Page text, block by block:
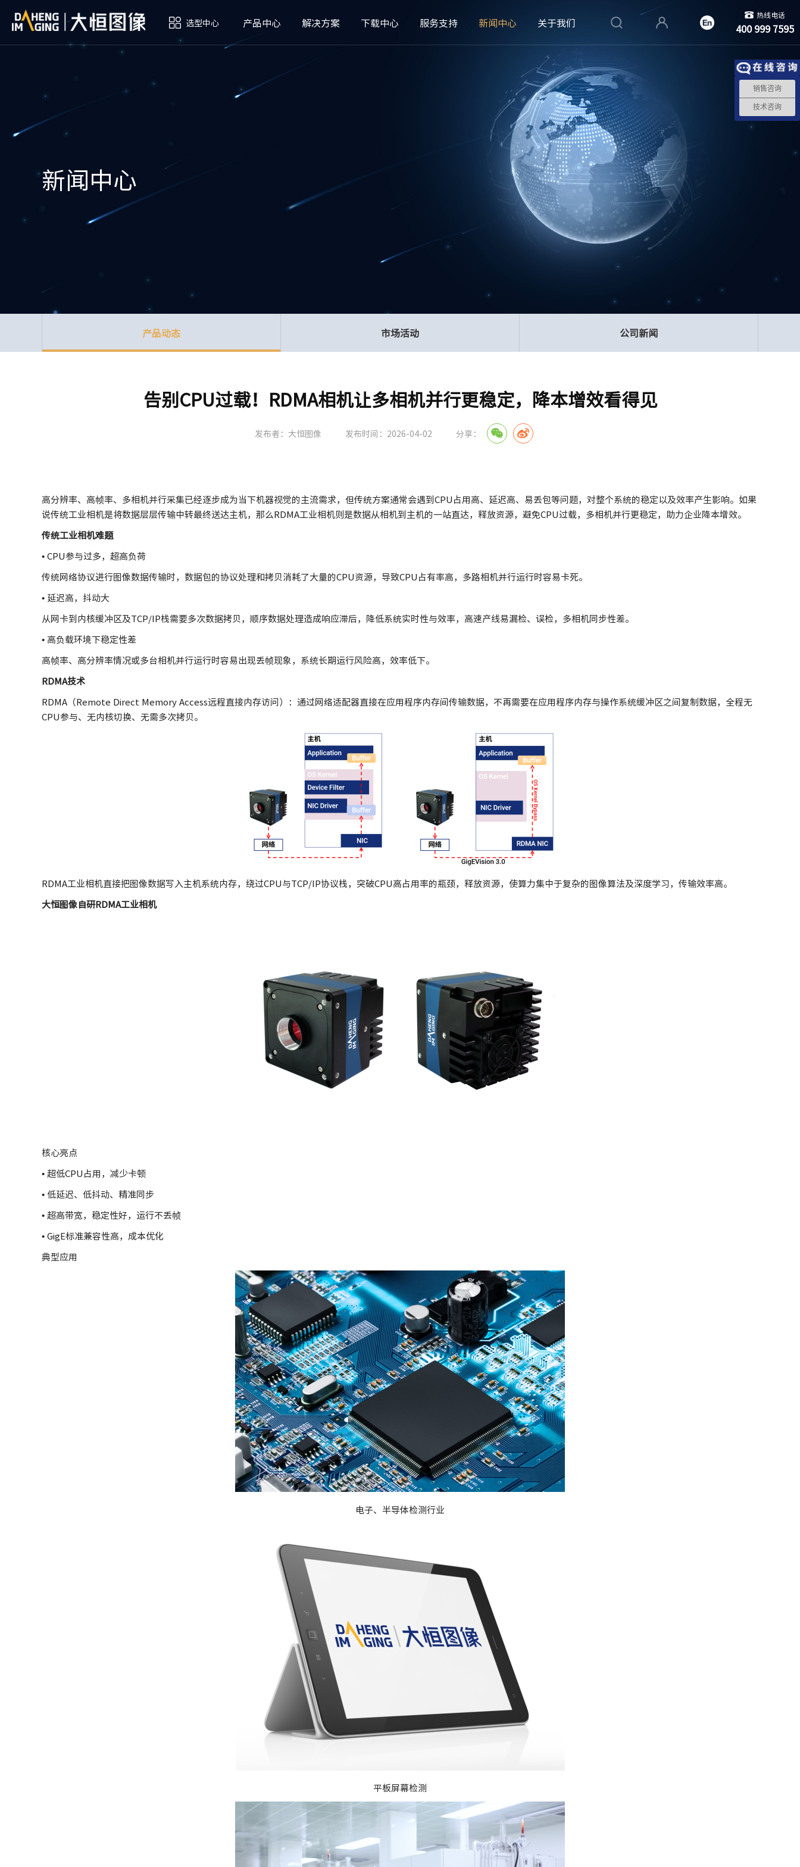
选型中心 产品中心 解决方案 下载中心 服务支持 新闻中心 关于我们
热线电话
400 999 7595
新闻中心
产品动态 市场活动 公司新闻
告别CPU过载！RDMA相机让多相机并行更稳定，降本增效看得见
发布者：大恒图像 发布时间：2026-04-02 分享：
高分辨率、高帧率、多相机并行采集已经逐步成为当下机器视觉的主流需求，但传统方案通常会遇到CPU占用高、延迟高、易丢包等问题，对整个系统的稳定以及效率产生影响。如果
说传统工业相机是将数据层层传输中转最终送达主机，那么RDMA工业相机则是数据从相机到主机的一站直达，释放资源，避免CPU过载，多相机并行更稳定，助力企业降本增效。
传统工业相机难题
• CPU参与过多，超高负荷
传统网络协议进行图像数据传输时，数据包的协议处理和拷贝消耗了大量的CPU资源，导致CPU占有率高，多路相机并行运行时容易卡死。
• 延迟高，抖动大
从网卡到内核缓冲区及TCP/IP栈需要多次数据拷贝，顺序数据处理造成响应滞后，降低系统实时性与效率，高速产线易漏检、误检，多相机同步性差。
• 高负载环境下稳定性差
高帧率、高分辨率情况或多台相机并行运行时容易出现丢帧现象，系统长期运行风险高，效率低下。
RDMA技术
RDMA（Remote Direct Memory Access远程直接内存访问）：通过网络适配器直接在应用程序内存间传输数据，不再需要在应用程序内存与操作系统缓冲区之间复制数据，全程无
CPU参与、无内核切换、无需多次拷贝。
RDMA工业相机直接把图像数据写入主机系统内存，绕过CPU与TCP/IP协议栈，突破CPU高占用率的瓶颈，释放资源，使算力集中于复杂的图像算法及深度学习，传输效率高。
大恒图像自研RDMA工业相机
核心亮点
• 超低CPU占用，减少卡顿
• 低延迟、低抖动、精准同步
• 超高带宽，稳定性好，运行不丢帧
• GigE标准兼容性高，成本优化
典型应用
电子、半导体检测行业
平板屏幕检测
销售咨询
技术咨询